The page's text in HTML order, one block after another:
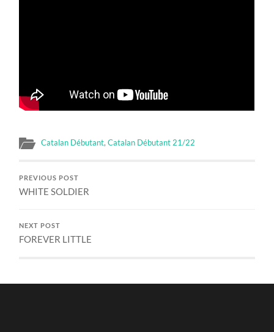
Catalan Débutant,Catalan Débutant 21/22
PREVIOUS POST
WHITE SOLDIER
NEXT POST
FOREVER LITTLE